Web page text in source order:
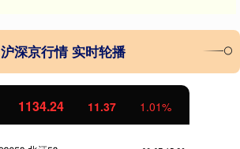
沪深京行情 实时轮播
1134.24 11.37 1.01%